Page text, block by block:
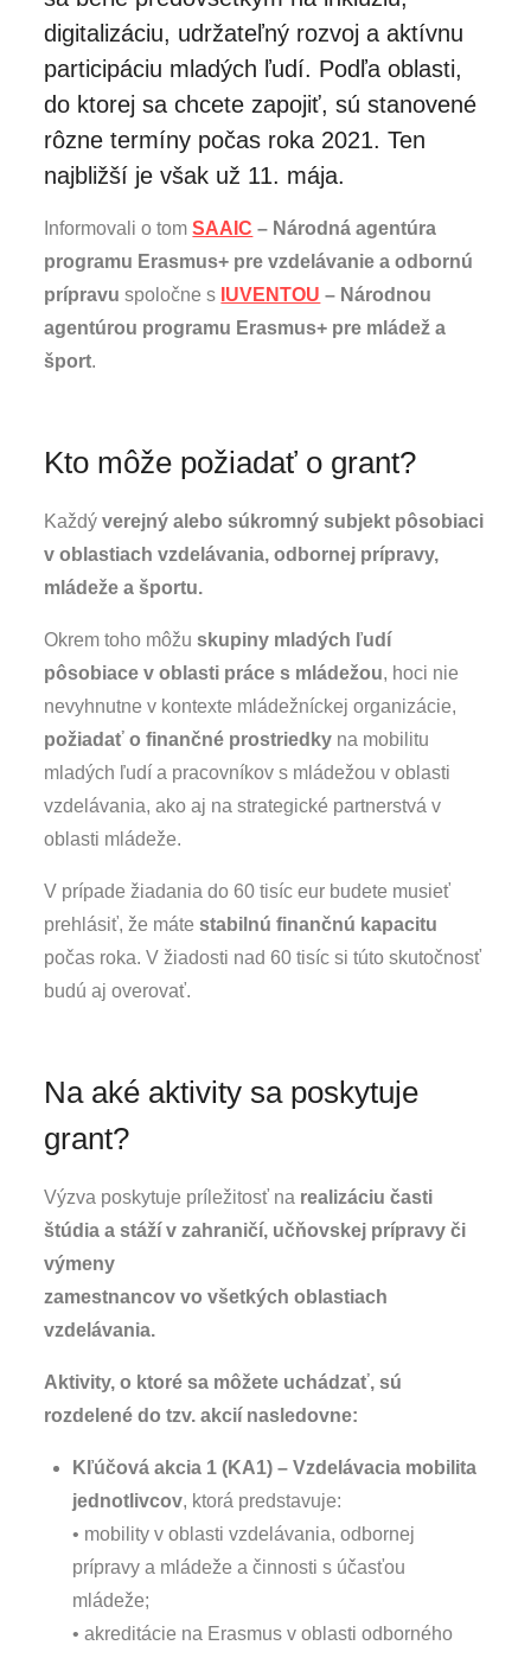
digitalizáciu, udržateľný rozvoj a aktívnu
participáciu mladých ľudí. Podľa oblasti,
do ktorej sa chcete zapojiť, sú stanovené
rôzne termíny počas roka 2021. Ten
najbližší je však už 11. mája.
Informovali o tomSAAIC – Národná agentúra
programu Erasmus+ pre vzdelávanie a odbornú
prípravu spoločne s IUVENTOU – Národnou
agentúrou programu Erasmus+ pre mládež a
šport.
Kto môže požiadať o grant?
Každýverejný alebo súkromný subjekt pôsobiaci
v oblastiach vzdelávania, odbornej prípravy,
mládeže a športu.
Okrem toho môžuskupiny mladých ľudí
pôsobiace v oblasti práce s mládežou, hoci nie
nevyhnutne v kontexte mládežníckej organizácie,
požiadať o finančné prostriedky na mobilitu
mladých ľudí a pracovníkov s mládežou v oblasti
vzdelávania, ako aj na strategické partnerstvá v
oblasti mládeže.
V prípade žiadania do 60 tisíc eur budete musieť
prehlásiť, že mátestabilnú finančnú kapacitu
počas roka. V žiadosti nad 60 tisíc si túto skutočnosť
budú aj overovať.
Na aké aktivity sa poskytuje
grant?
Výzva poskytuje príležitosť na realizáciu časti
štúdia a stáží v zahraničí, učňovskej prípravy či
výmeny
zamestnancov vo všetkých oblastiach
vzdelávania.
Aktivity, o ktoré sa môžete uchádzať, sú
rozdelené do tzv. akcií nasledovne:
Kľúčová akcia 1 (KA1) – Vzdelávacia mobilita
jednotlivcov, ktorá predstavuje:
• mobility v oblasti vzdelávania, odbornej
prípravy a mládeže a činnosti s účasťou
mládeže;
• akreditácie na Erasmus v oblasti odborného